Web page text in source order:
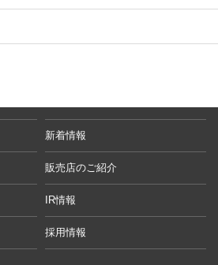
新着情報
販売店のご紹介
IR情報
採用情報